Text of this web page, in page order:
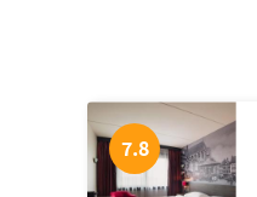
7.8